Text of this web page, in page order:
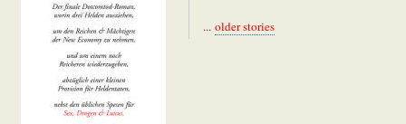
... older stories